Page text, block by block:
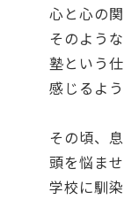
心と心の
そのよう
塾という
感じるよ
その頃、
頭を悩ま
学校に馴